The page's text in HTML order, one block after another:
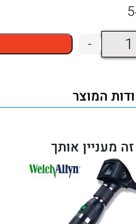
-
המוצר
מעניין אותך